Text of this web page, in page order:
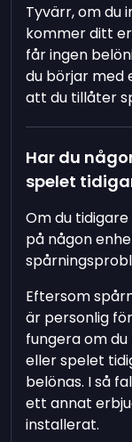
Tyvärr, om du
kommer ditt
får ingen
du börjar med
att du tillåter
Har du
spelet
Om du
på någon
Eftersom
är personlig
fungera om
eller spelet
belönas. I så
ett annat
installerat.